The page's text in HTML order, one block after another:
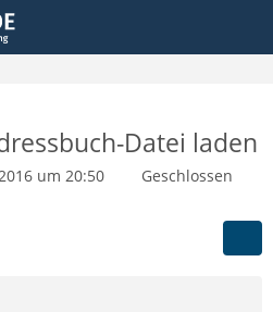
Datei laden
um 20:50
Geschlossen